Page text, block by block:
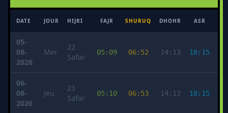
DATE JOUR HIJRI FAJR SHURUQ DHOHR ASR
05-
08-
2026
Mer
22
Ṣafar
05:09 06:52 14:13 18:15
06-
08-
2026
Jeu
23
Ṣafar
05:10 06:53 14:13 18:15